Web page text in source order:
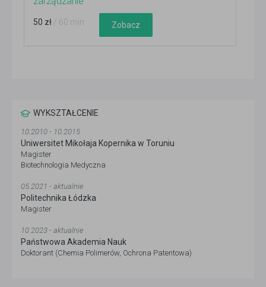
50 zł / 60 min Zobacz
WYKSZTAŁCENIE
10.2010 - 10.2015
Uniwersitet Mikołaja Kopernika w Toruniu
Magister
Biotechnologia Medyczna
05.2021 - aktualnie
Politechnika Łódzka
Magister
10.2023 - aktualnie
Państwowa Akademia Nauk
Doktorant (Chemia Polimerów, Ochrona Patentowa)